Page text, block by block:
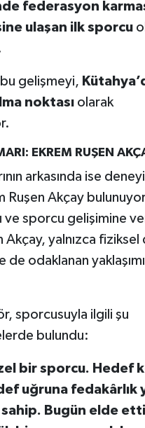
federasyon
ulaşan ilk sporcu
gelişmeyi,
noktasıolarak
EKREM RUŞEN
arkasında ise
Ruşen Akçay
ve sporcu gelişimine
Akçay, yalnızca fiziksel
de odaklanan
sporcusuyla ilgili şu
bulundu:
bir sporcu. Hedef
uğruna fedakârlık
Bugün elde